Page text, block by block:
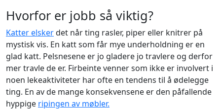
Hvorfor er jobb så viktig?
Katter elskerdet når ting rasler, piper eller knitrer på
mystisk vis. En katt som får mye underholdning er en
glad katt. Pelsnesene er jo gladere jo travlere og derfor
mer travle de er. Firbeinte venner som ikke er involvert i
noen lekeaktiviteter har ofte en tendens til å ødelegge
ting. En av de mange konsekvensene er den påfallende
hyppige ripingen av møbler.